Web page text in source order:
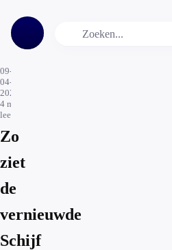
09-
04-
2026
4 min.
leestijd
Zo
ziet
de
vernieuwde
Schijf